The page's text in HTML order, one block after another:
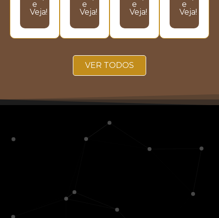
e
Veja!
e
Veja!
e
Veja!
e
Veja!
VER TODOS